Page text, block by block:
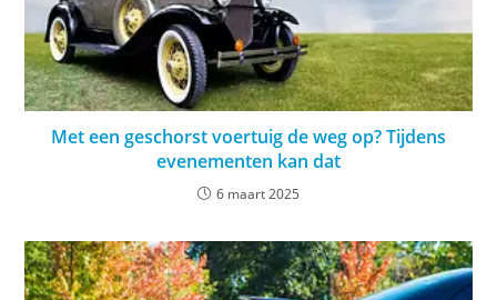
Met een geschorst voertuig de weg op? Tijdens
evenementen kan dat
6 maart 2025